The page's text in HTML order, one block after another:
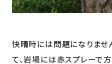
快晴時には問題になりませ
て、岩場には赤スプレーで